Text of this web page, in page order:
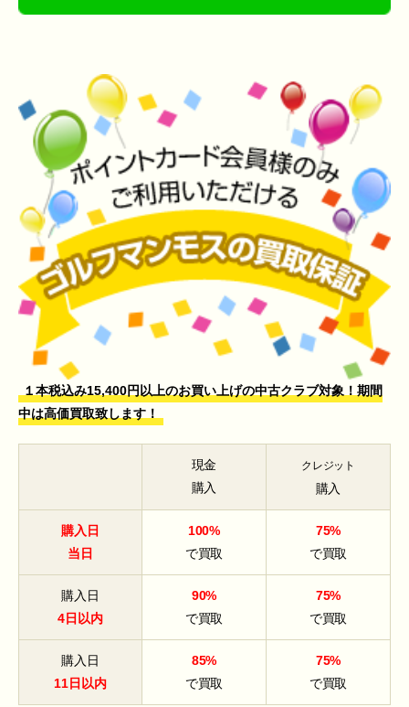
１本税込み15,400円以上のお買い上げの中古クラブ対象！期間
中は高価買取致します！
現金
購入
クレジット
購入
購入日
当日
100%
で買取
75%
で買取
購入日
4日以内
90%
で買取
75%
で買取
購入日
11日以内
85%
で買取
75%
で買取